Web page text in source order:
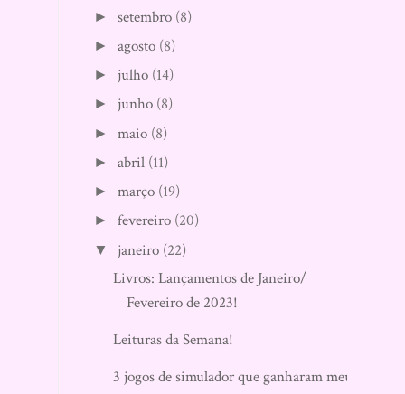
►setembro (8)
►agosto (8)
► julho (14)
► junho (8)
►maio (8)
►abril (11)
►março (19)
►fevereiro (20)
▼ janeiro (22)
Livros: Lançamentos de Janeiro/
Fevereiro de 2023!
Leituras da Semana!
3 jogos de simulador que ganharam meu